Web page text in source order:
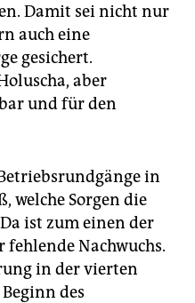
Damit sei nicht nur
auch eine
gesichert.
aber
und für den
in
welche Sorgen die
ist zum einen der
Nachwuchs.
in der vierten
des